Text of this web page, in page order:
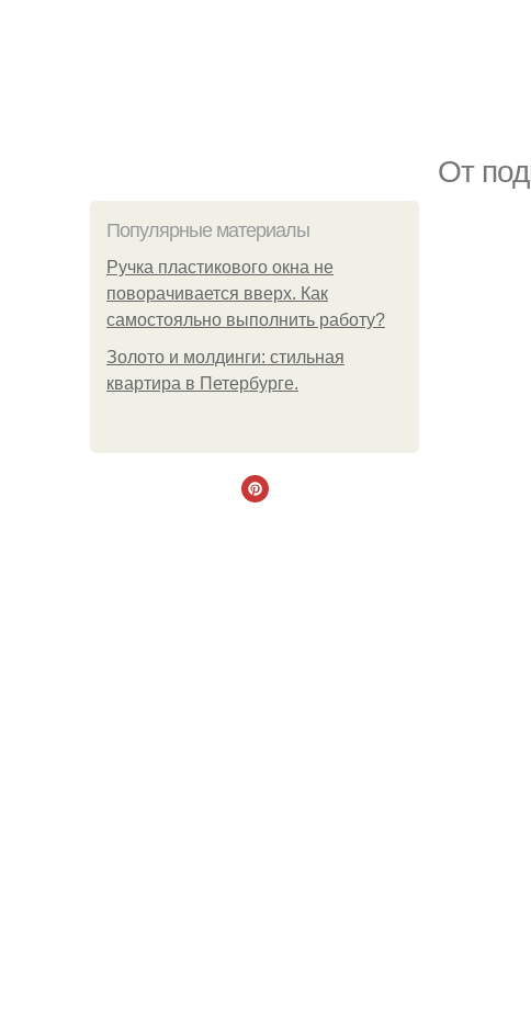
От
Популярные материалы
Ручка пластикового окна не
поворачивается вверх. Как
самостояльно выполнить работу?
Золото и молдинги: стильная
квартира в Петербурге.